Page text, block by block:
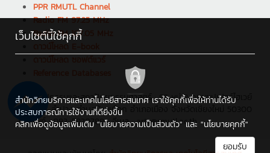
PPR RMUTL Channel
Radio FM 97.25 MHz
Radio FM 107.05 MHz
ดาวน์โหลด E-book
คณะศิลปกรรมและสถาปัตยกรรมศาสตร์ : 95 หมู่ 2 ถนนซุปเปอร์ไฮเวย์
เชียงใหม่-ลำปาง ตำบลช้างเผือก อำเภอเมือง จังหวัดเชียงใหม่ 50300
โทรศัพท์ : 083-5820788 , อีเมล : arts@rmutl.ac.th
เว็บไซต์นี้ใช้คุกกี้
สำนักวิทยบริการและเทคโนโลยีสารสนเทศ เราใช้คุกกี้เพื่อให้ท่านได้รับ
ประสบการณ์การใช้งานที่ดียิ่งขึ้น
คลิกเพื่อดูข้อมูลเพิ่มเติม "นโยบายความเป็นส่วนตัว" และ "นโยบายคุกกี้"
ยอมรับ